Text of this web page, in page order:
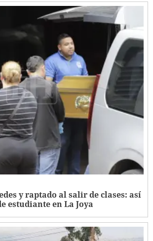
y raptado al salir de clases: así
estudiante en La Joya